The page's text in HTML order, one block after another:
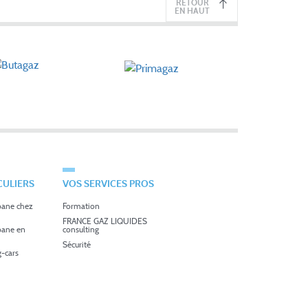
EN HAUT
chez
en
cars
VOS SERVICES PROS
Formation
FRANCE GAZ LIQUIDES
consulting
Sécurité